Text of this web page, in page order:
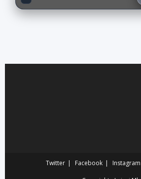
Twitter Facebook Instagram